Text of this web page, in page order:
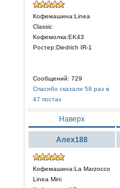
Кофемашина:Linea
Classic
Кофемолка:EK43
Ростер:Diedrich IR-1
Сообщений: 729
Спасибо сказали 58 раз в
47 постах
Наверх
Алех188
Кофемашина:La Marzocco
Linea Mini